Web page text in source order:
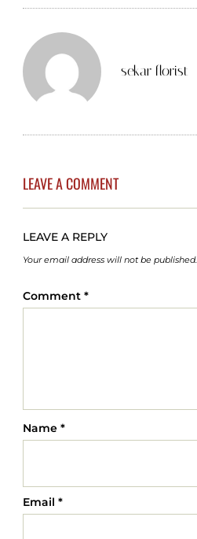
sekar florist
LEAVE A COMMENT
LEAVE A REPLY
Your email address will not be published.
Comment *
Name *
Email *